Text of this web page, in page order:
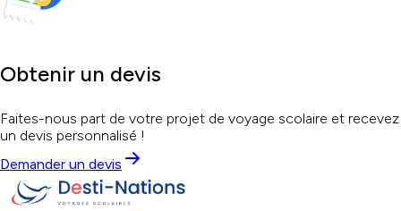
Obtenir un devis
Faites-nous part de votre projet de voyage scolaire et recevez
un devis personnalisé !
Demander un devis